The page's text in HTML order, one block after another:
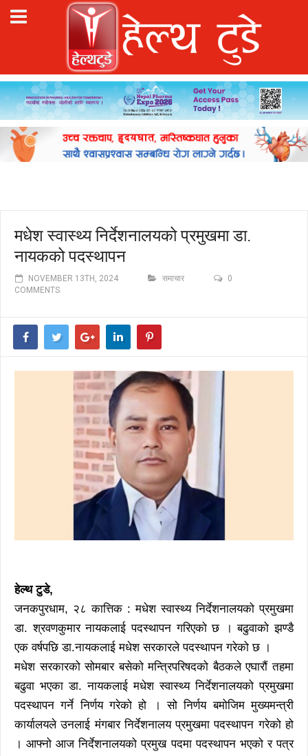
मधेश स्वास्थ्य निर्देशनालयको प्रमुखमा डा.
नायकको पदस्थापन
NOVEMBER 13TH, 2024 समाचार
0
COMMENTS
हेल्थ टुडे,
जनकपुरधाम, २८ कात्तिक : मधेश स्वास्थ्य निर्देशनालयको प्रमुखमा
डा. श्रवणकुमार नायकलाई पदस्थापन गरिएको छ । बढुवाको झण्डै
एक वर्षपछि डा.नायकलाई मधेश सरकारले पदस्थापन गरेको छ ।
मधेश सरकारको सोमबार बसेको मन्त्रिपरिषदको बैठकले एघारौं तहमा
बढुवा भएका डा. नायकलाई मधेश स्वास्थ्य निर्देशनालयको प्रमुखमा
पदस्थापन गर्ने निर्णय गरेको हो । सो निर्णय बमोजिम मुख्यमन्त्री
कार्यालयले उनलाई मंगबार निर्देशनालय प्रमुखमा पदस्थापन गरेको हो
। आफ्नो आज निर्देशनालयको प्रमुख पदमा पदस्थापन भएको र पत्र